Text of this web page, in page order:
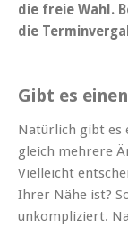
die freie Wahl.
die
Gibt es
Natürlich gibt es
gleich mehrere
Vielleicht
Ihrer Nähe ist?
unkompliziert.